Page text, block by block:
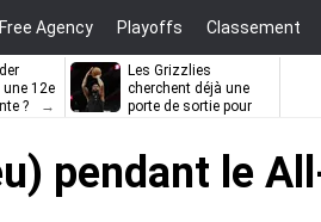
Free Agency Playoffs Classement
12e
?
Les Grizzlies
cherchent déjà une
porte de sortie pour
pendant le